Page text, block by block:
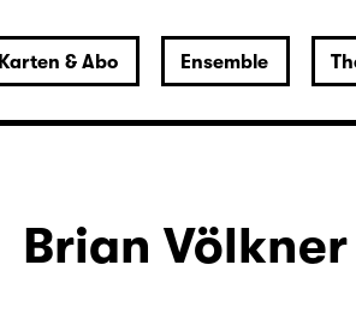
Karten & Abo Ensemble
Brian Völkner